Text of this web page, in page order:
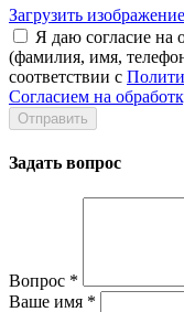
Загрузить изображение
Я даю согласие на
(фамилия, имя,
соответствии с
Согласием на
Задать вопрос
Вопрос *
Ваше имя *